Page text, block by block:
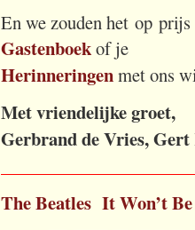
En we zouden het op
Gastenboekof je
Herinneringenmet ons
Met vriendelijke groet,
Gerbrand de Vries,
The Beatles It Won’t